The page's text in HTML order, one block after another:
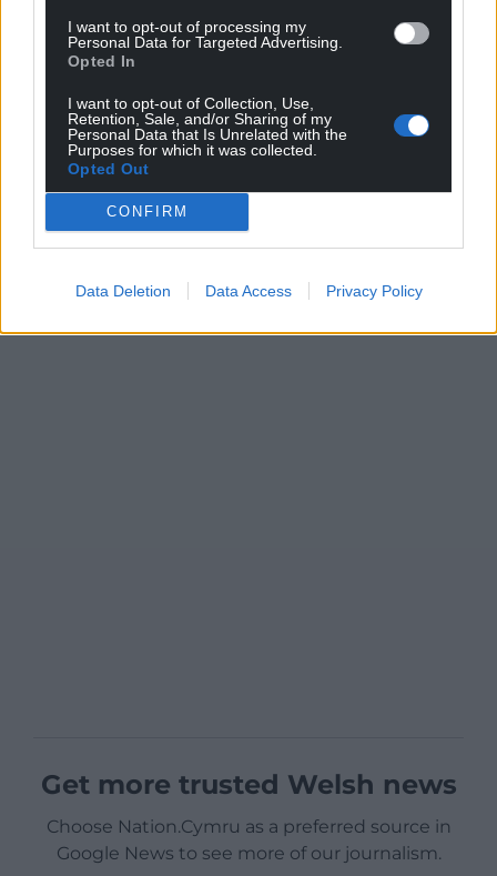
I want to opt-out of processing my
Personal Data for Targeted Advertising.
Opted In
I want to opt-out of Collection, Use,
Retention, Sale, and/or Sharing of my
Personal Data that Is Unrelated with the
Purposes for which it was collected.
Opted Out
CONFIRM
Data Deletion Data Access Privacy Policy
Get more trusted Welsh news
Choose Nation.Cymru as a preferred source in
Google News to see more of our journalism.